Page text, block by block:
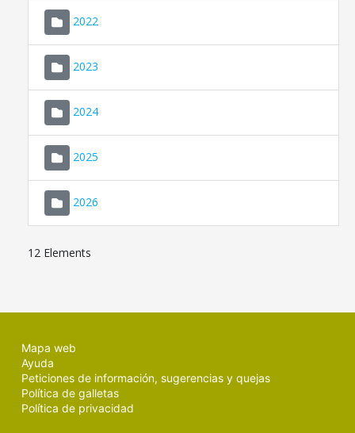
2022
2023
2024
2025
2026
12 Elements
Mapa web
Ayuda
Peticiones de información, sugerencias y quejas
Política de galletas
Política de privacidad